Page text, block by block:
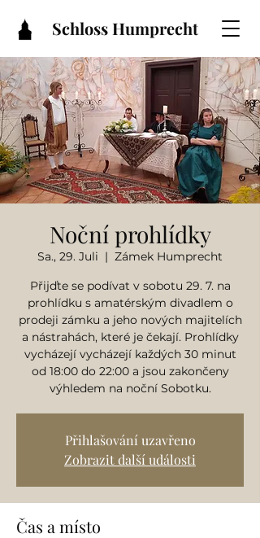
Schloss Humprecht
Noční prohlídky
Sa., 29. Juli
  |
Zámek Humprecht
Přijďte se podívat v sobotu 29. 7. na
prohlídku s amatérským divadlem o
prodeji zámku a jeho nových majitelích
a nástrahách, které je čekají. Prohlídky
vycházejí vycházejí každých 30 minut
od 18:00 do 22:00 a jsou zakončeny
výhledem na noční Sobotku.
Přihlašování uzavřeno
Zobrazit další události
Čas a místo